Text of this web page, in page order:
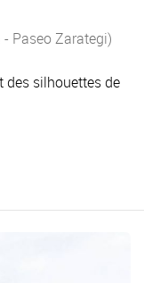
Paseo Zarategi)
des silhouettes de